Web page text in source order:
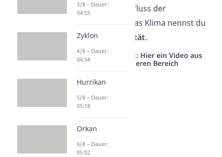
Übrigens:Den Einfluss der
Landmassen auf das Klima nennst du
auchKontinentalität.
Studyflix vernetzt: Hier ein Video aus
einem anderen Bereich
3/8 – Dauer:
04:55
Zyklon
4/8 – Dauer:
04:54
Hurrikan
5/8 – Dauer:
05:18
Orkan
6/8 – Dauer:
05:02